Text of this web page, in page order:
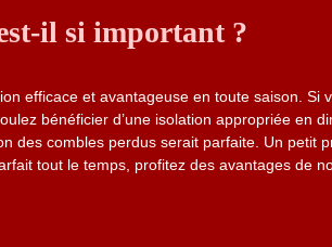
il si important ?
efficace et avantageuse en toute saison. Si
bénéficier d’une isolation appropriée en
des combles perdus serait parfaite. Un petit
tout le temps, profitez des avantages de